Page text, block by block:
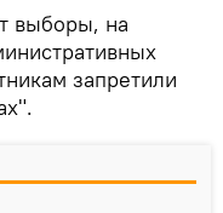
выборы, на
запретили